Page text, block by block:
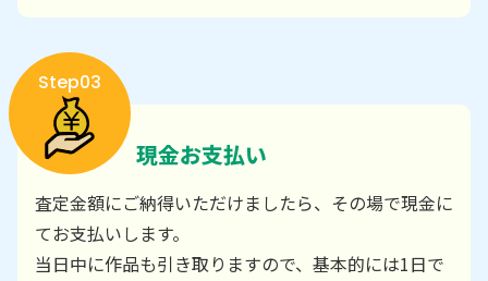
Step03
現金お支払い
査定金額にご納得いただけましたら、その場で現金に
てお支払いします。
当日中に作品も引き取りますので、基本的には1日で